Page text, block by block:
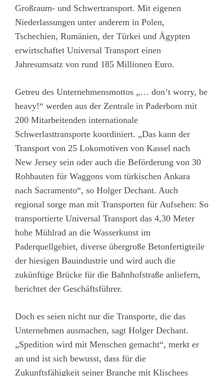
Großraum- und Schwertransport. Mit eigenen
Niederlassungen unter anderem in Polen,
Tschechien, Rumänien, der Türkei und Ägypten
erwirtschaftet Universal Transport einen
Jahresumsatz von rund 185 Millionen Euro.
Getreu des Unternehmensmottos „… don’t worry, be
heavy!“ werden aus der Zentrale in Paderborn mit
200 Mitarbeitenden internationale
Schwerlasttransporte koordiniert. „Das kann der
Transport von 25 Lokomotiven von Kassel nach
New Jersey sein oder auch die Beförderung von 30
Rohbauten für Waggons vom türkischen Ankara
nach Sacramento“, so Holger Dechant. Auch
regional sorge man mit Transporten für Aufsehen: So
transportierte Universal Transport das 4,30 Meter
hohe Mühlrad an die Wasserkunst im
Paderquellgebiet, diverse übergroße Betonfertigteile
der hiesigen Bauindustrie und wird auch die
zukünftige Brücke für die Bahnhofstraße anliefern,
berichtet der Geschäftsführer.
Doch es seien nicht nur die Transporte, die das
Unternehmen ausmachen, sagt Holger Dechant.
„Spedition wird mit Menschen gemacht“, merkt er
an und ist sich bewusst, dass für die
Zukunftsfähigkeit seiner Branche mit Klischees